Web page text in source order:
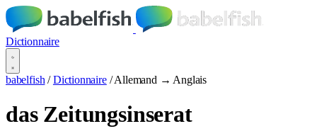
Dictionnaire
babelfish / Dictionnaire / Allemand → Anglais
das Zeitungsinserat